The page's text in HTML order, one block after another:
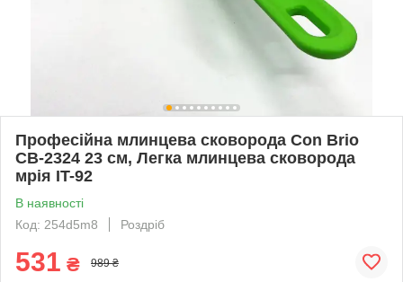
Професійна млинцева сковорода Con Brio
СВ-2324 23 см, Легка млинцева сковорода
мрія IT-92
В наявності
Код: 254d5m8
Роздріб
531 ₴ 989 ₴